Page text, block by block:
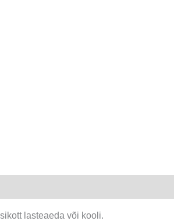
lasteaeda või kooli.